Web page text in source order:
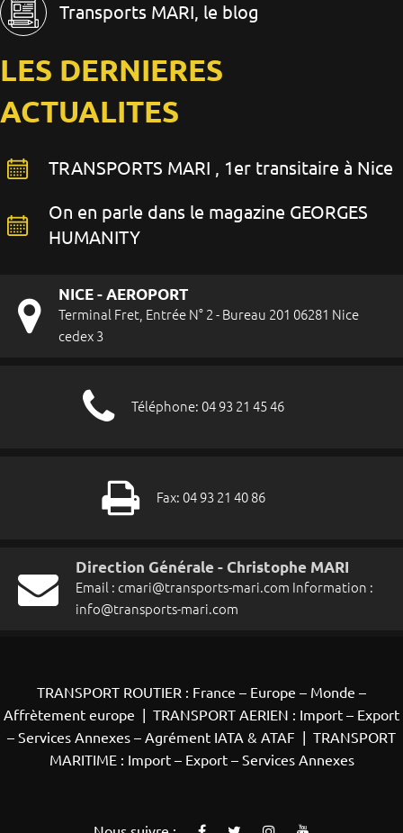
Transports MARI, le blog
LES DERNIERES
ACTUALITES
TRANSPORTS MARI , 1er transitaire à Nice
On en parle dans le magazine GEORGES
HUMANITY
NICE - AEROPORT
Terminal Fret, Entrée N° 2 - Bureau 201 06281 Nice
cedex 3
Téléphone: 04 93 21 45 46
Fax: 04 93 21 40 86
Direction Générale - Christophe MARI
Email : cmari@transports-mari.com Information :
info@transports-mari.com
TRANSPORT ROUTIER : France – Europe – Monde –
Affrètement europe
TRANSPORT AERIEN : Import – Export
– Services Annexes – Agrément IATA & ATAF
TRANSPORT
MARITIME : Import – Export – Services Annexes